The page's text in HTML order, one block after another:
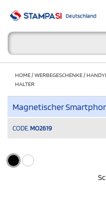
HOME/WERBEGESCHENKE/
HALTER
Magnetischer
CODE. MO2619